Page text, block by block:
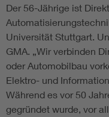
Der 56-Jährige ist
Universität Stuttgart.
GMA. „Wir verbinden
oder Automobilbau
Elektro- und
Während es vor 50
gegründet wurde, vor